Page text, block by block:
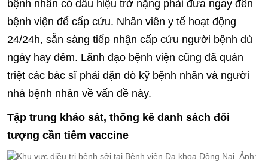
bệnh nhân có dấu hiệu trở nặng phải đưa ngay đến
bệnh viện để cấp cứu. Nhân viên y tế hoạt động
24/24h, sẵn sàng tiếp nhận cấp cứu người bệnh dù
ngày hay đêm. Lãnh đạo bệnh viện cũng đã quán
triệt các bác sĩ phải dặn dò kỹ bệnh nhân và người
nhà bệnh nhân về vấn đề này.
Tập trung khảo sát, thống kê danh sách đối
tượng cần tiêm vaccine